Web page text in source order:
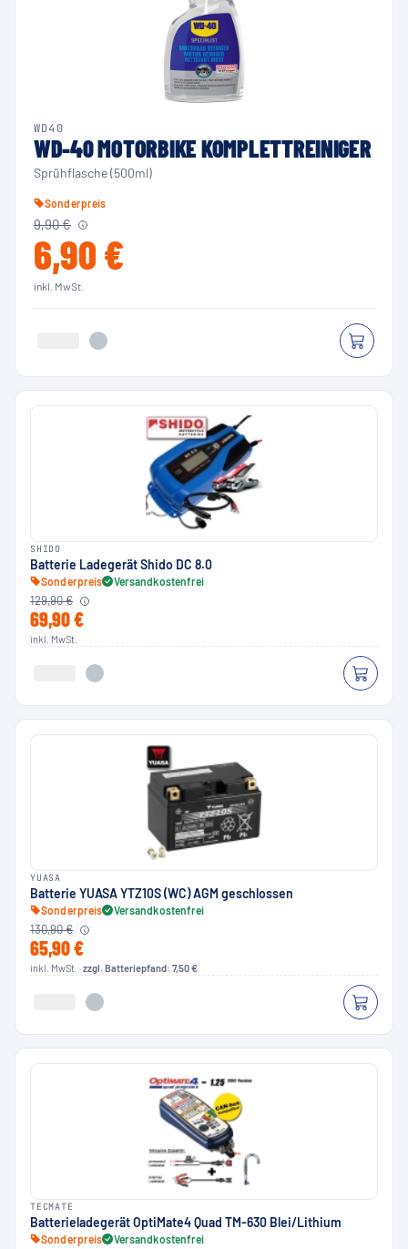
WD40
WD-40 MOTORBIKE KOMPLETTREINIGER
Sprühflasche (500ml)
Sonderpreis
9,90 €
6,90 €
inkl. MwSt.
SHIDO
Batterie Ladegerät Shido DC 8.0
Sonderpreis Versandkostenfrei
129,90 €
69,90 €
inkl. MwSt.
YUASA
Batterie YUASA YTZ10S (WC) AGM geschlossen
Sonderpreis Versandkostenfrei
130,90 €
65,90 €
inkl. MwSt. ·zzgl. Batteriepfand: 7,50 €
TECMATE
Batterieladegerät OptiMate4 Quad TM-630 Blei/Lithium
Sonderpreis Versandkostenfrei